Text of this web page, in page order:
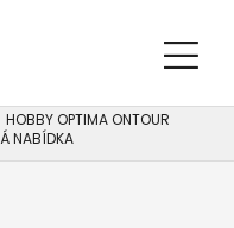
HOBBY OPTIMA ONTOUR
NABÍDKA